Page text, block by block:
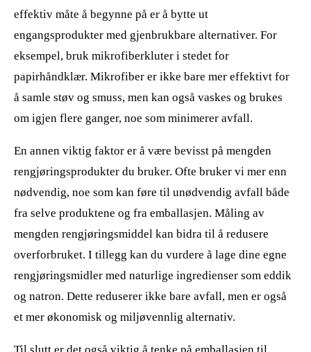
effektiv måte å begynne på er å bytte ut
engangsprodukter med gjenbrukbare alternativer. For
eksempel, bruk mikrofiberkluter i stedet for
papirhåndklær. Mikrofiber er ikke bare mer effektivt for
å samle støv og smuss, men kan også vaskes og brukes
om igjen flere ganger, noe som minimerer avfall.
En annen viktig faktor er å være bevisst på mengden
rengjøringsprodukter du bruker. Ofte bruker vi mer enn
nødvendig, noe som kan føre til unødvendig avfall både
fra selve produktene og fra emballasjen. Måling av
mengden rengjøringsmiddel kan bidra til å redusere
overforbruket. I tillegg kan du vurdere å lage dine egne
rengjøringsmidler med naturlige ingredienser som eddik
og natron. Dette reduserer ikke bare avfall, men er også
et mer økonomisk og miljøvennlig alternativ.